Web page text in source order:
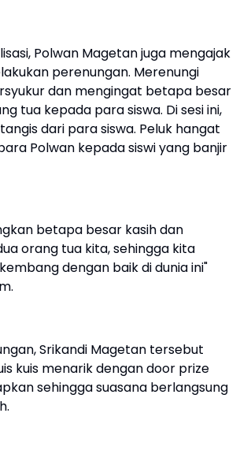
Polwan Magetan juga mengajak
perenungan. Merenungi
dan mengingat betapa besar
tua kepada para siswa. Di sesi ini,
dari para siswa. Peluk hangat
Polwan kepada siswi yang banjir
betapa besar kasih dan
orang tua kita, sehingga kita
dengan baik di dunia ini"
Srikandi Magetan tersebut
kuis menarik dengan door prize
sehingga suasana berlangsung